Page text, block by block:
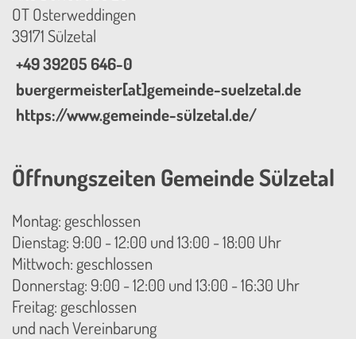
OT Osterweddingen
39171 Sülzetal
+49 39205 646-0
buergermeister[at]gemeinde-suelzetal.de
https://www.gemeinde-sülzetal.de/
Öffnungszeiten Gemeinde Sülzetal
Montag: geschlossen
Dienstag: 9:00 - 12:00 und 13:00 - 18:00 Uhr
Mittwoch: geschlossen
Donnerstag: 9:00 - 12:00 und 13:00 - 16:30 Uhr
Freitag: geschlossen
und nach Vereinbarung